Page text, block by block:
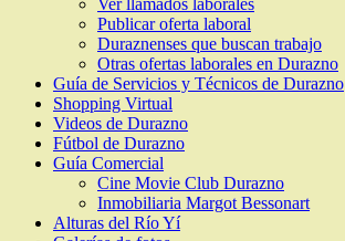
Ver llamados laborales
Publicar oferta laboral
Duraznenses que buscan trabajo
Otras ofertas laborales en Durazno
Guía de Servicios y Técnicos de Durazno
Shopping Virtual
Videos de Durazno
Fútbol de Durazno
Guía Comercial
Cine Movie Club Durazno
Inmobiliaria Margot Bessonart
Alturas del Río Yí